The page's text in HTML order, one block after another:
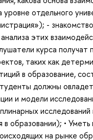
отдельного
-
этих
курса получат
таких как
в образование,
должны
и модели
образовании); •
на рынке